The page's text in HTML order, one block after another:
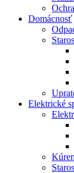
Domácnosť
Elektrické